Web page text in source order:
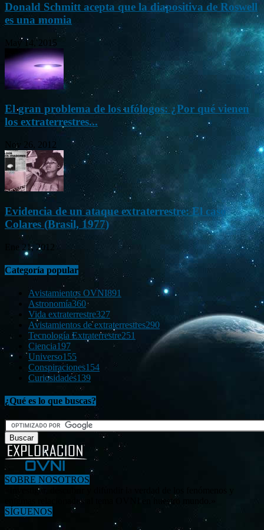
Donald Schmitt acepta que la diapositiva de Roswell
es una momia
May 14, 2015
El gran problema de los ufólogos: ¿Por qué vienen
los extraterrestres...
Nov 26, 2012
Evidencia de un ataque extraterrestre: El caso
Colares (Brasil, 1977)
Ene 21, 2012
Categoría popular
Avistamientos OVNI891
Astronomía360
Vida extraterrestre327
Avistamientos de extraterrestres290
Tecnología Extraterrestre251
Ciencia197
Universo155
Conspiraciones154
Curiosidades139
¿Qué es lo que buscas?
SOBRE NOSOTROS
«Investigar, descubrir y difundir la verdad de los fenómenos y
enigmas relacionados al tema OVNI en nuestro mundo.»
SÍGUENOS